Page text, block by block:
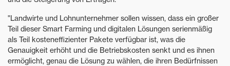
"Landwirte und Lohnunternehmer sollen wissen, dass ein großer
Teil dieser Smart Farming und digitalen Lösungen serienmäßig
als Teil kosteneffizienter Pakete verfügbar ist, was die
Genauigkeit erhöht und die Betriebskosten senkt und es ihnen
ermöglicht, genau die Lösung zu wählen, die ihren Bedürfnissen